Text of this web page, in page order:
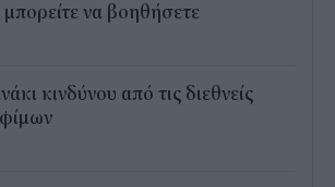
να βοηθήσετε
κινδύνου από τις διεθνείς